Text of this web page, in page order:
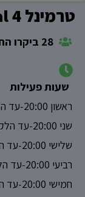
טרמינל 4 Terminal
שעות פעילות
ראשון 20:00-עד הלקוח אחרון
שני 20:00-עד הלקוח אחרון
שלישי 20:00-עד הלקוח אחרון
רביעי 20:00-עד הלקוח אחרון
חמישי 20:00-עד הלקוח אחרון